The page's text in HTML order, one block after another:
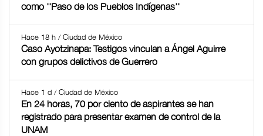
como ''Paso de los Pueblos Indígenas''
Hace 18 h / Ciudad de México
Caso Ayotzinapa: Testigos vinculan a Ángel Aguirre
con grupos delictivos de Guerrero
Hace 1 d / Ciudad de México
En 24 horas, 70 por ciento de aspirantes se han
registrado para presentar examen de control de la
UNAM